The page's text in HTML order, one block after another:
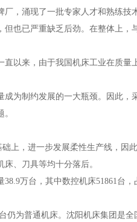
，涌现了一批专家人才和熟练技
也已严重缺乏后劲。在整体上，
以来，由于我国机床工业在质量
为制约发展的一大瓶颈。因此，
，进一步发展柔性生产线，因
、刀具等均十分落后。
万台，其中数控机床51861台，
为普通机床。沈阳机床集团是全